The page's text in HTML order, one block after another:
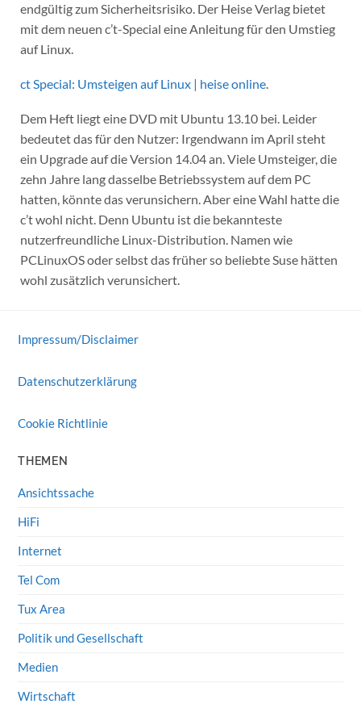
endgültig zum Sicherheitsrisiko. Der Heise Verlag bietet
mit dem neuen c’t-Special eine Anleitung für den Umstieg
auf Linux.
ct Special: Umsteigen auf Linux | heise online.
Dem Heft liegt eine DVD mit Ubuntu 13.10 bei. Leider
bedeutet das für den Nutzer: Irgendwann im April steht
ein Upgrade auf die Version 14.04 an. Viele Umsteiger, die
zehn Jahre lang dasselbe Betriebssystem auf dem PC
hatten, könnte das verunsichern. Aber eine Wahl hatte die
c’t wohl nicht. Denn Ubuntu ist die bekannteste
nutzerfreundliche Linux-Distribution. Namen wie
PCLinuxOS oder selbst das früher so beliebte Suse hätten
wohl zusätzlich verunsichert.
Impressum/Disclaimer
Datenschutzerklärung
Cookie Richtlinie
THEMEN
Ansichtssache
HiFi
Internet
Tel Com
Tux Area
Politik und Gesellschaft
Medien
Wirtschaft